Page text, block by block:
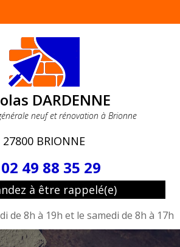
DARDENNE
neuf et rénovation à Brionne
27800 BRIONNE
49 88 35 29
à être rappelé(e)
de 8h à 19h et le samedi de 8h à 17h